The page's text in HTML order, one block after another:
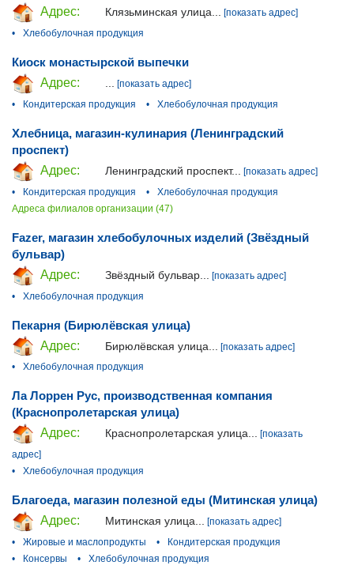
Адрес:
Клязьминская улица... [показать адрес]
•
Хлебобулочная продукция
Киоск монастырской выпечки
Адрес:
... [показать адрес]
•
Кондитерская продукция • Хлебобулочная продукция
Хлебница, магазин-кулинария (Ленинградский
проспект)
Адрес:
Ленинградский проспект...
[показать адрес]
•
Кондитерская продукция •
Хлебобулочная продукция
Адреса филиалов организации (47)
Fazer, магазин хлебобулочных изделий (Звёздный
бульвар)
Адрес:
Звёздный бульвар...
[показать адрес]
•
Хлебобулочная продукция
Пекарня (Бирюлёвская улица)
Адрес:
Бирюлёвская улица...
[показать адрес]
•
Хлебобулочная продукция
Ла Лоррен Рус, производственная компания
(Краснопролетарская улица)
Адрес:
Краснопролетарская улица... [показать
адрес]
•
Хлебобулочная продукция
Благоеда, магазин полезной еды (Митинская улица)
Адрес:
Митинская улица...
[показать адрес]
•
Жировые и маслопродукты •
Кондитерская продукция
•
Консервы • Хлебобулочная продукция